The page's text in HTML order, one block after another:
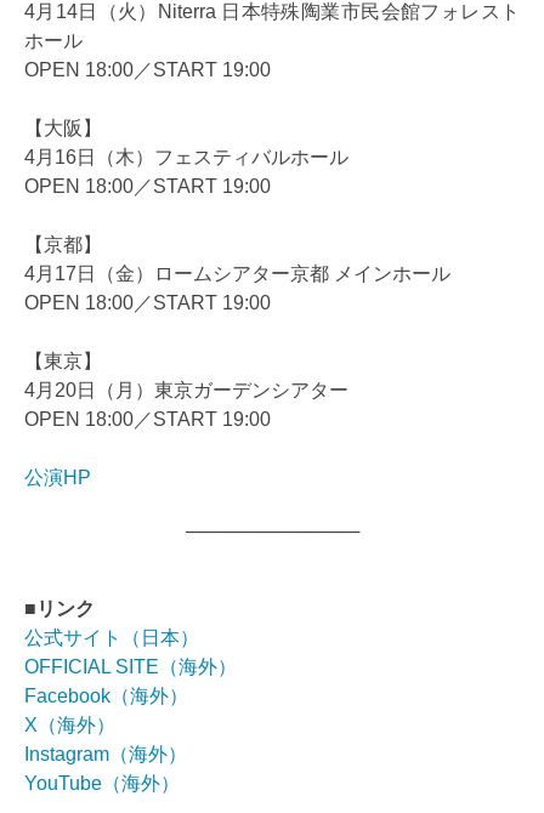
4月14日（⽕）Niterra ⽇本特殊陶業市⺠会館フォレスト
ホール
OPEN 18:00／START 19:00
【⼤阪】
4月16日（⽊）フェスティバルホール
OPEN 18:00／START 19:00
【京都】
4月17日（⾦）ロームシアター京都 メインホール
OPEN 18:00／START 19:00
【東京】
4月20日（⽉）東京ガーデンシアター
OPEN 18:00／START 19:00
公演HP
─────────────
■リンク
公式サイト（日本）
OFFICIAL SITE（海外）
Facebook（海外）
X（海外）
Instagram（海外）
YouTube（海外）